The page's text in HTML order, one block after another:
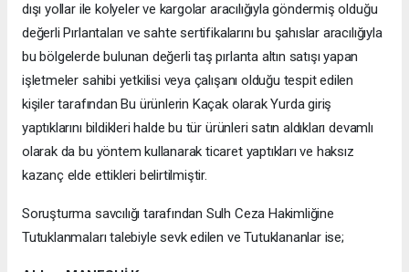
dışı yollar ile kolyeler ve kargolar aracılığıyla göndermiş olduğu
değerli Pırlantaları ve sahte sertifikalarını bu şahıslar aracılığıyla
bu bölgelerde bulunan değerli taş pırlanta altın satışı yapan
işletmeler sahibi yetkilisi veya çalışanı olduğu tespit edilen
kişiler tarafından Bu ürünlerin Kaçak olarak Yurda giriş
yaptıklarını bildikleri halde bu tür ürünleri satın aldıkları devamlı
olarak da bu yöntem kullanarak ticaret yaptıkları ve haksız
kazanç elde ettikleri belirtilmiştir.
Soruşturma savcılığı tarafından Sulh Ceza Hakimliğine
Tutuklanmaları talebiyle sevk edilen ve Tutuklananlar ise;